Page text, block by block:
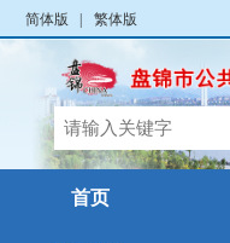
简体版 繁体版
首页